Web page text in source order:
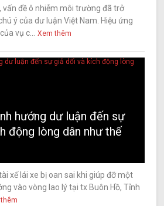
đề ô nhiễm môi trường đã trở
ý của dư luận Việt Nam. Hiệu ứng
vụ c...
Xem thêm
hướng dư luận đến sự
động lòng dân như thế
xế lái xe bị oan sai khi giúp đỡ một
vào vòng lao lý tại tx Buôn Hồ, Tỉnh